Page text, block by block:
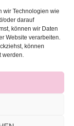
wir Technologien wie
oder darauf
können wir Daten
Website verarbeiten.
können
werden.
von